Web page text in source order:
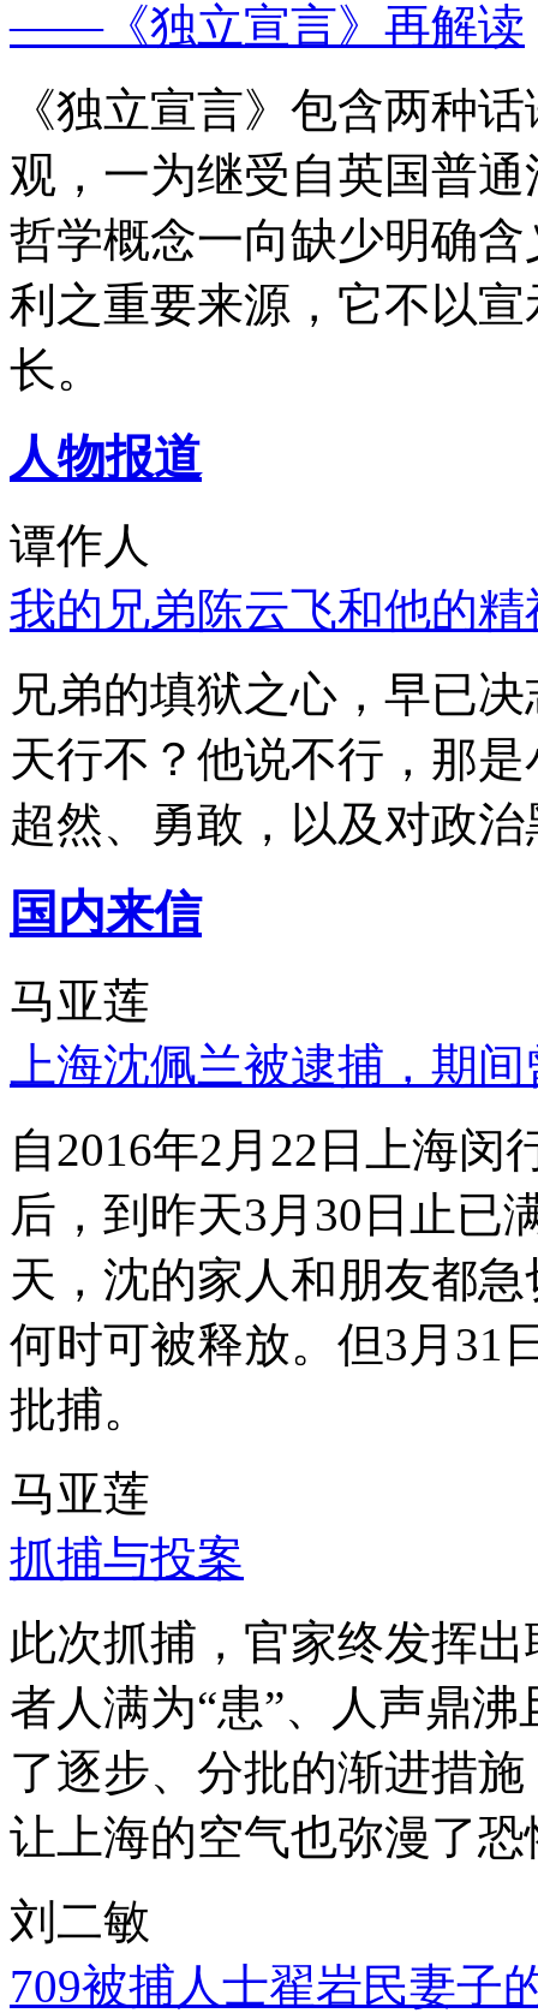
——《独立宣言》再解读
《独立宣言》包含两种
观，一为继受自英国普
哲学概念一向缺少明确
利之重要来源，它不以
长。
人物报道
谭作人
我的兄弟陈云飞和他的
兄弟的填狱之心，早已
天行不？他说不行，那
超然、勇敢，以及对政
国内来信
马亚莲
上海沈佩兰被逮捕，期
自2016年2月22日上海
后，到昨天3月30日止已
天，沈的家人和朋友都
何时可被释放。但3月31
批捕。
马亚莲
抓捕与投案
此次抓捕，官家终发挥
者人满为“患”、人声鼎
了逐步、分批的渐进措
让上海的空气也弥漫了
刘二敏
709被捕人士翟岩民妻子